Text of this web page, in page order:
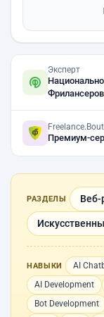
Эксперт
Фрилансеров
Премиум-
РАЗДЕЛЫ Веб-
НАВЫКИ AI
AI Development
Bot Development